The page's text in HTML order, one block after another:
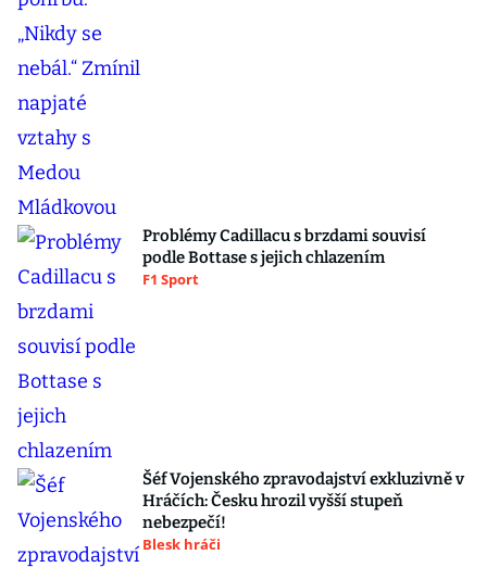
Problémy Cadillacu s brzdami souvisí
podle Bottase s jejich chlazením
F1 Sport
Šéf Vojenského zpravodajství exkluzivně v
Hráčích: Česku hrozil vyšší stupeň
nebezpečí!
Blesk hráči